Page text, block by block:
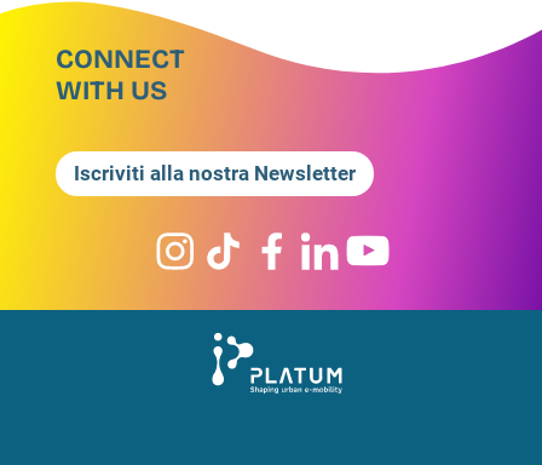
CONNECT
WITH US
Iscriviti alla nostra Newsletter